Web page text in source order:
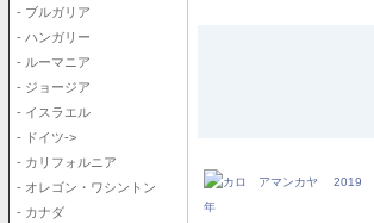
- ブルガリア
- ハンガリー
- ルーマニア
- ジョージア
- イスラエル
- ドイツ->
- カリフォルニア
- オレゴン・ワシントン
- カナダ